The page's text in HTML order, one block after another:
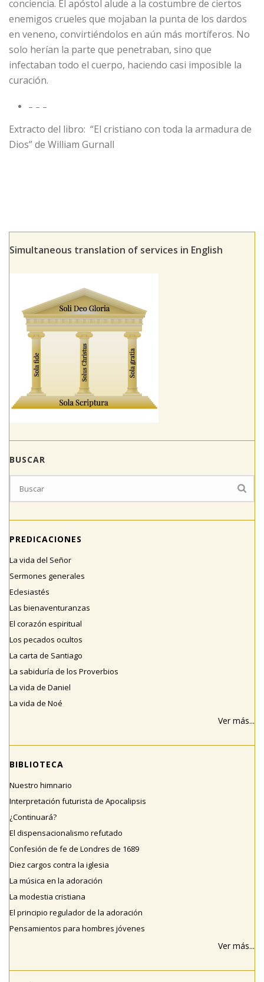
conciencia. El apóstol alude a la costumbre de ciertos
enemigos crueles que mojaban la punta de los dardos
en veneno, convirtiéndolos en aún más mortíferos. No
solo herían la parte que penetraban, sino que
infectaban todo el cuerpo, haciendo casi imposible la
curación.
– – –
Extracto del libro: “El cristiano con toda la armadura de
Dios” de William Gurnall
Simultaneous translation of services in English
BUSCAR
PREDICACIONES
La vida del Señor
Sermones generales
Eclesiastés
Las bienaventuranzas
El corazón espiritual
Los pecados ocultos
La carta de Santiago
La sabiduría de los Proverbios
La vida de Daniel
La vida de Noé
Ver más...
BIBLIOTECA
Nuestro himnario
Interpretación futurista de Apocalipsis
¿Continuará?
El dispensacionalismo refutado
Confesión de fe de Londres de 1689
Diez cargos contra la iglesia
La música en la adoración
La modestia cristiana
El principio regulador de la adoración
Pensamientos para hombres jóvenes
Ver más...